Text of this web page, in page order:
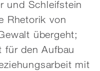
und Schleifstein
Rhetorik von
übergeht;
für den Aufbau
mit